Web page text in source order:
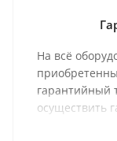
На всё
гарантийный
осуществить